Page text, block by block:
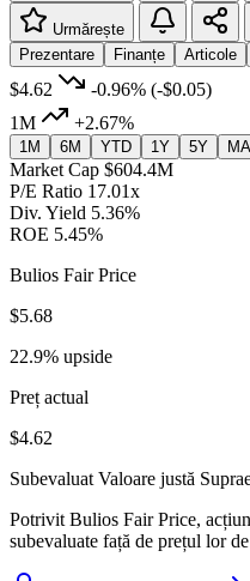
Urmărește
Prezentare
Finanțe Articole
$4.62 -0.96% (-$0.05)
1M
+2.67%
1M 6M YTD 1Y 5Y
Market Cap $604.4M
P/E Ratio 17.01x
Div. Yield 5.36%
ROE 5.45%
Bulios Fair Price
$5.68
22.9% upside
Preț actual
$4.62
Subevaluat Valoare justă
Potrivit Bulios Fair Price,
subevaluate față de prețul lor